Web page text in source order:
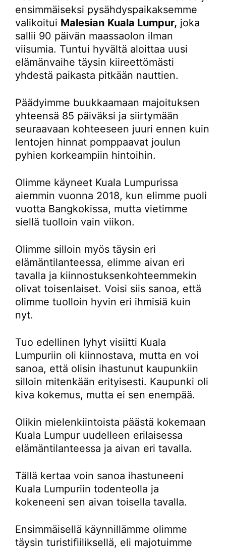
ensimmäiseksi pysähdyspaikaksemme
valikoitui Malesian Kuala Lumpur, joka
sallii 90 päivän maassaolon ilman
viisumia. Tuntui hyvältä aloittaa uusi
elämänvaihe täysin kiireettömästi
yhdestä paikasta pitkään nauttien.
Päädyimme buukkaamaan majoituksen
yhteensä 85 päiväksi ja siirtymään
seuraavaan kohteeseen juuri ennen kuin
lentojen hinnat pomppaavat joulun
pyhien korkeampiin hintoihin.
Olimme käyneet Kuala Lumpurissa
aiemmin vuonna 2018, kun elimme puoli
vuotta Bangkokissa, mutta vietimme
siellä tuolloin vain viikon.
Olimme silloin myös täysin eri
elämäntilanteessa, elimme aivan eri
tavalla ja kiinnostuksenkohteemmekin
olivat toisenlaiset. Voisi siis sanoa, että
olimme tuolloin hyvin eri ihmisiä kuin
nyt.
Tuo edellinen lyhyt visiitti Kuala
Lumpuriin oli kiinnostava, mutta en voi
sanoa, että olisin ihastunut kaupunkiin
silloin mitenkään erityisesti. Kaupunki oli
kiva kokemus, mutta ei sen enempää.
Olikin mielenkiintoista päästä kokemaan
Kuala Lumpur uudelleen erilaisessa
elämäntilanteessa ja aivan eri tavalla.
Tällä kertaa voin sanoa ihastuneeni
Kuala Lumpuriin todenteolla ja
kokeneeni sen aivan toisella tavalla.
Ensimmäisellä käynnillämme olimme
täysin turistifiiliksellä, eli majotuimme